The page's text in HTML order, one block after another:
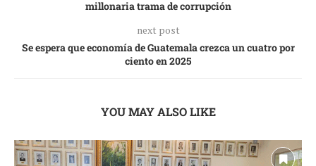
millonaria trama de corrupción
next post
Se espera que economía de Guatemala crezca un cuatro por
ciento en 2025
YOU MAY ALSO LIKE